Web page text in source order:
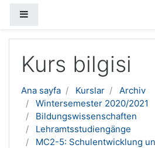
Kurs bilgisi
Ana sayfa Kurslar
Archiv
Wintersemester 2020/2021
Bildungswissenschaften
Lehramtsstudiengänge
MC2-5: Schulentwicklung